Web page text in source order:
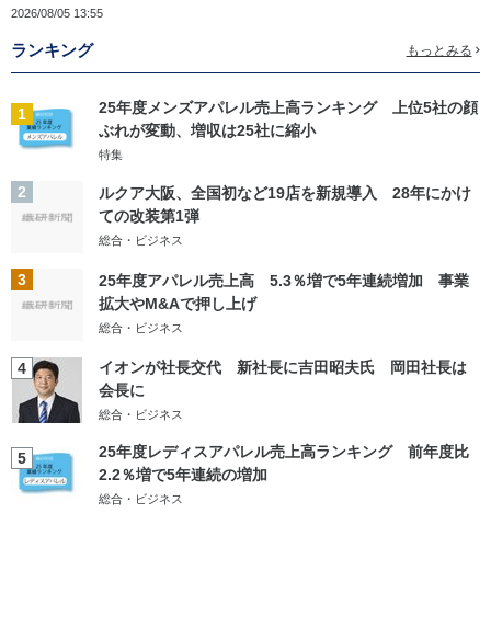
2026/08/05 13:55
ランキング もっとみる
1
25年度メンズアパレル売上高ランキング 上位5社の顔
ぶれが変動、増収は25社に縮小
特集
2
ルクア大阪、全国初など19店を新規導入 28年にかけ
ての改装第1弾
総合・ビジネス
3
25年度アパレル売上高 5.3％増で5年連続増加 事業
拡大やM&Aで押し上げ
総合・ビジネス
4
イオンが社長交代 新社長に吉田昭夫氏 岡田社長は
会長に
総合・ビジネス
5
25年度レディスアパレル売上高ランキング 前年度比
2.2％増で5年連続の増加
総合・ビジネス